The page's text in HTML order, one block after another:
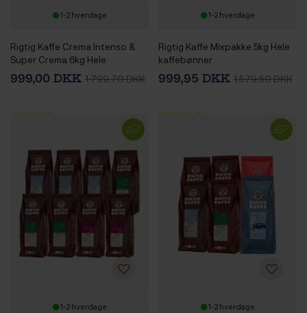
1-2 hverdage
Rigtig Kaffe Crema Intenso &
Super Crema 6kg Hele
kaffebønner
999,00 DKK 1.799,70 DKK
1-2 hverdage
Rigtig Kaffe Mixpakke 5kg Hele
kaffebønner
999,95 DKK 1.579,50 DKK
1-2 hverdage 1-2 hverdage